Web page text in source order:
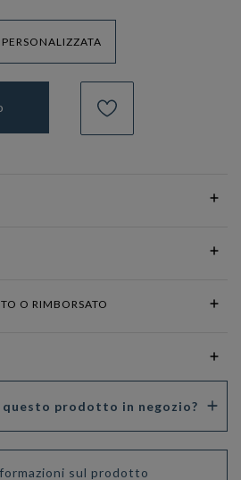
O RIMBORSATO
prodotto in negozio?
sul prodotto